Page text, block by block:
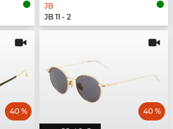
JB
JB 11 - 2
40 % 40 %